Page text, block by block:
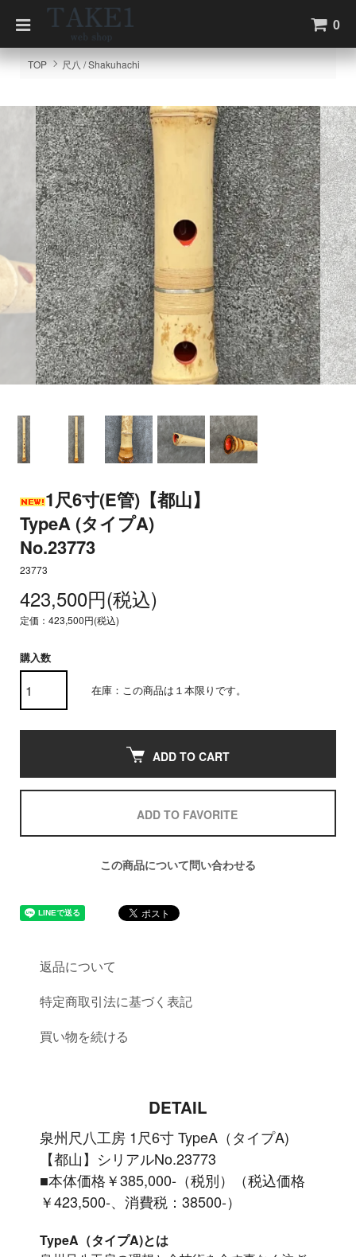
0
TOP 尺八 / Shakuhachi
1尺6寸(E管)【都山】
TypeA (タイプA)
No.23773
23773
423,500円(税込)
定価：423,500円(税込)
購入数
在庫：この商品は１本限りです。
ADD TO CART
ADD TO FAVORITE
この商品について問い合わせる
返品について
特定商取引法に基づく表記
買い物を続ける
DETAIL
泉州尺八工房 1尺6寸 TypeA（タイプA)
【都山】シリアルNo.23773
■本体価格￥385,000-（税別）（税込価格
￥423,500-、消費税：38500-）
TypeA（タイプA)とは